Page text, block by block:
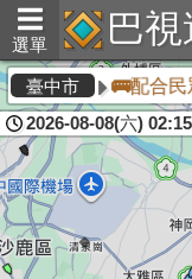
選單 巴視
臺中市 🚌配合民
2026-08-08(六)